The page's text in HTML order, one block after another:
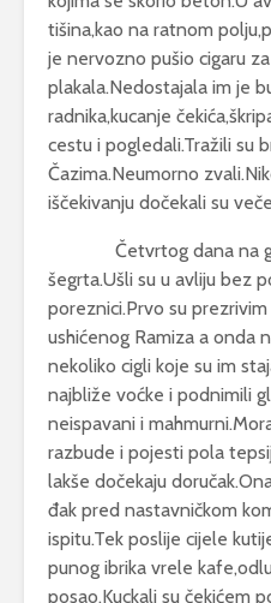
tišina,kao na ratnom
je nervozno pušio cigaru
plakala.Nedostajala im je
radnika,kucanje
cestu i pogledali.Tražili su
Čazima.Neumorno
iščekivanju dočekali su
Četvrtog dana na
šegrta.Ušli su u avliju bez
poreznici.Prvo su
ushićenog Ramiza a onda
nekoliko cigli koje su im
najbliže voćke i podnimili
neispavani i
razbude i pojesti pola
lakše dočekaju
đak pred nastavničkom
ispitu.Tek poslije cijele
punog ibrika vrele
posao.Kuckali su čekićem